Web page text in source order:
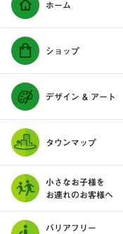
ホーム
ショップ
デザイン & アート
タウンマップ
小さなお子様を
お連れのお客様へ
バリアフリー